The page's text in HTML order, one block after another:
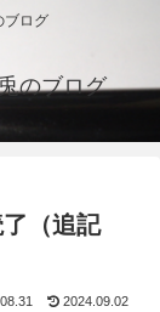
ブログ
のブログ
（追記
2024.09.02